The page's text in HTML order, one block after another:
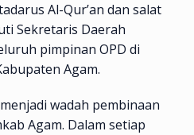
Al-Qur’an dan salat
Sekretaris Daerah
pimpinan OPD di
Agam.
wadah pembinaan
Agam. Dalam setiap